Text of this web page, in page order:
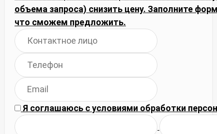
объема запроса) снизить цену. Заполните
что сможем предложить.
Я соглашаюсь сусловиями обработки